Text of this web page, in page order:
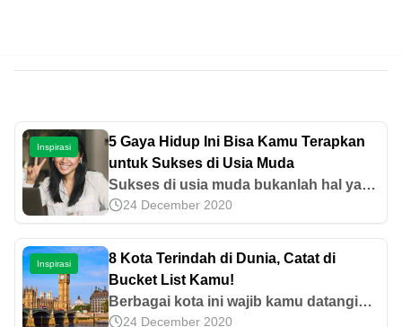
Inspirasi
5 Gaya Hidup Ini Bisa Kamu Terapkan
untuk Sukses di Usia Muda
Sukses di usia muda bukanlah hal yang
tidak bisa diraih. Pernyataan bahwa
sukses diperuntukan untuk mereka
yang sudah memiliki penghasilan dan
relasi yang melimpah justru merupakan
pola pikir yang kurang tepat. Mulailah
dengan merubah gaya hidup yang
24 December 2020
Inspirasi
8 Kota Terindah di Dunia, Catat di
Bucket List Kamu!
Berbagai kota ini wajib kamu datangi
karena memiliki pesona alam dan
24 December 2020